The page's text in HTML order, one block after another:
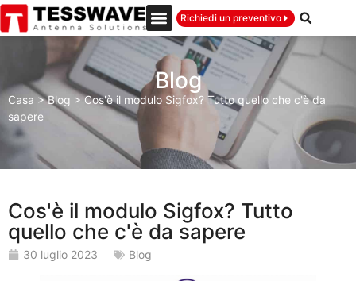
Richiedi un preventivo
Blog
Casa >Blog >Cos'è il modulo Sigfox? Tutto quello che c'è da
sapere
Cos'è il modulo Sigfox? Tutto
quello che c'è da sapere
30 luglio 2023 Blog